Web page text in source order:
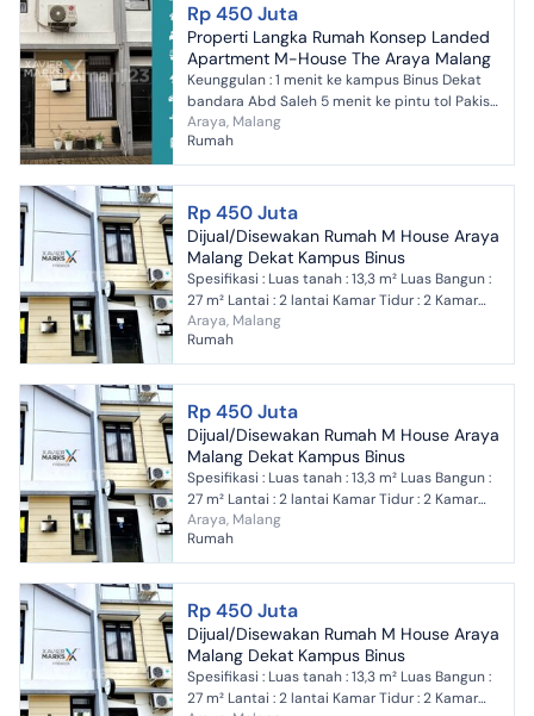
Rp 450 Juta
Properti Langka Rumah Konsep Landed
Apartment M-House The Araya Malang
Keunggulan : ⁠1 menit ke kampus Binus ⁠Dekat
bandara Abd Saleh ⁠5 menit ke pintu tol Pakis
Spesifikasi : Luas Tanah 13,3m2 Luas Bangunan
27m...
Araya, Malang
Rumah
Rp 450 Juta
Dijual/Disewakan Rumah M House Araya
Malang Dekat Kampus Binus
Spesifikasi : Luas tanah : 13,3 m² Luas Bangun :
27 m² Lantai : 2 lantai Kamar Tidur : 2 Kamar
Araya, Malang
Rumah
Rp 450 Juta
Dijual/Disewakan Rumah M House Araya
Malang Dekat Kampus Binus
Spesifikasi : Luas tanah : 13,3 m² Luas Bangun :
27 m² Lantai : 2 lantai Kamar Tidur : 2 Kamar
Araya, Malang
Rumah
Rp 450 Juta
Dijual/Disewakan Rumah M House Araya
Malang Dekat Kampus Binus
Spesifikasi : Luas tanah : 13,3 m² Luas Bangun :
27 m² Lantai : 2 lantai Kamar Tidur : 2 Kamar